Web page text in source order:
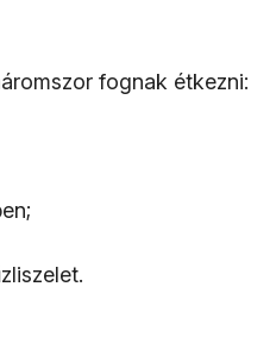
fognak étkezni: